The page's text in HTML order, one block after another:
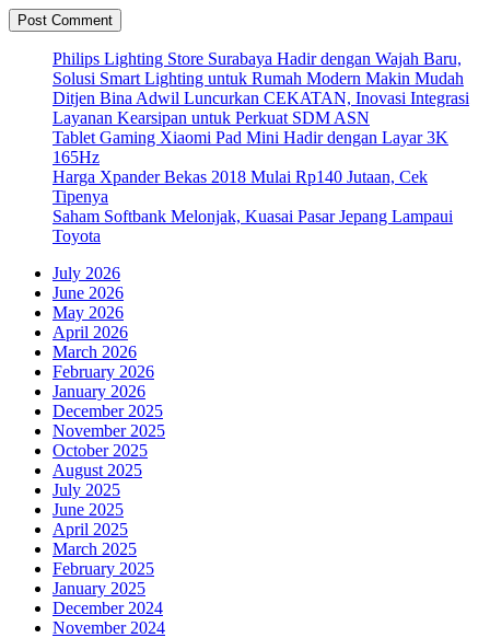
Philips Lighting Store Surabaya Hadir dengan Wajah Baru,
Solusi Smart Lighting untuk Rumah Modern Makin Mudah
Ditjen Bina Adwil Luncurkan CEKATAN, Inovasi Integrasi
Layanan Kearsipan untuk Perkuat SDM ASN
Tablet Gaming Xiaomi Pad Mini Hadir dengan Layar 3K
165Hz
Harga Xpander Bekas 2018 Mulai Rp140 Jutaan, Cek
Tipenya
Saham Softbank Melonjak, Kuasai Pasar Jepang Lampaui
Toyota
July 2026
June 2026
May 2026
April 2026
March 2026
February 2026
January 2026
December 2025
November 2025
October 2025
August 2025
July 2025
June 2025
April 2025
March 2025
February 2025
January 2025
December 2024
November 2024